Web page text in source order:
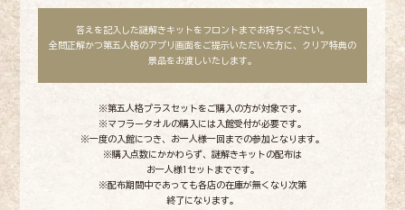
答えを記入した謎解きキットをフロントまでお持ちください。
全問正解かつ第五人格のアプリ画面をご提示いただいた方に、 クリア特典の
景品をお渡しいたします。
※第五人格プラスセットをご購入の方が対象です。
※マフラータオルの購入には入館受付が必要です。
※一度の入館につき、お一人様一回までの参加となります。
※購入点数にかかわらず、謎解きキットの配布は
お一人様1セットまでです。
※配布期間中であっても各店の在庫が無くなり次第
終了になります。